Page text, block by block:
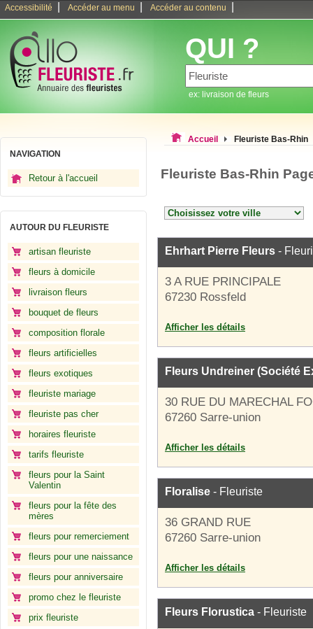
Accessibilité Accéder au menu Accéder au contenu
QUI ?
ex: livraison de fleurs
NAVIGATION
Retour à l'accueil
AUTOUR DU FLEURISTE
artisan fleuriste
fleurs à domicile
livraison fleurs
bouquet de fleurs
composition florale
fleurs artificielles
fleurs exotiques
fleuriste mariage
fleuriste pas cher
horaires fleuriste
tarifs fleuriste
fleurs pour la Saint
Valentin
fleurs pour la fête des
mères
fleurs pour remerciement
fleurs pour une naissance
fleurs pour anniversaire
promo chez le fleuriste
prix fleuriste
Accueil Fleuriste Bas-Rhin
Fleuriste Bas-Rhin
Ehrhart Pierre Fleurs -
3 A RUE PRINCIPALE
67230 Rossfeld
Afficher les détails
Fleurs Undreiner (Société
30 RUE DU MARECHAL
67260 Sarre-union
Afficher les détails
Floralise - Fleuriste
36 GRAND RUE
67260 Sarre-union
Afficher les détails
Fleurs Florustica - Fleuriste